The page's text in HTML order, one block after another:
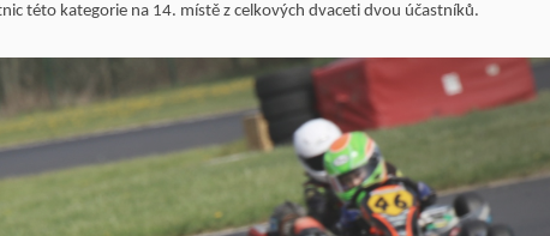
této kategorie na 14. místě z celkových dvaceti dvou účastníků.